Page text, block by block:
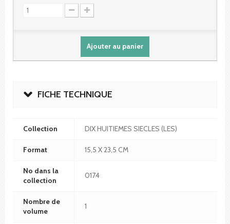
Ajouter au panier
FICHE TECHNIQUE
Collection DIX HUITIEMES SIECLES (LES)
Format 15,5 X 23,5 CM
No dans la
collection
0174
Nombre de
volume
1